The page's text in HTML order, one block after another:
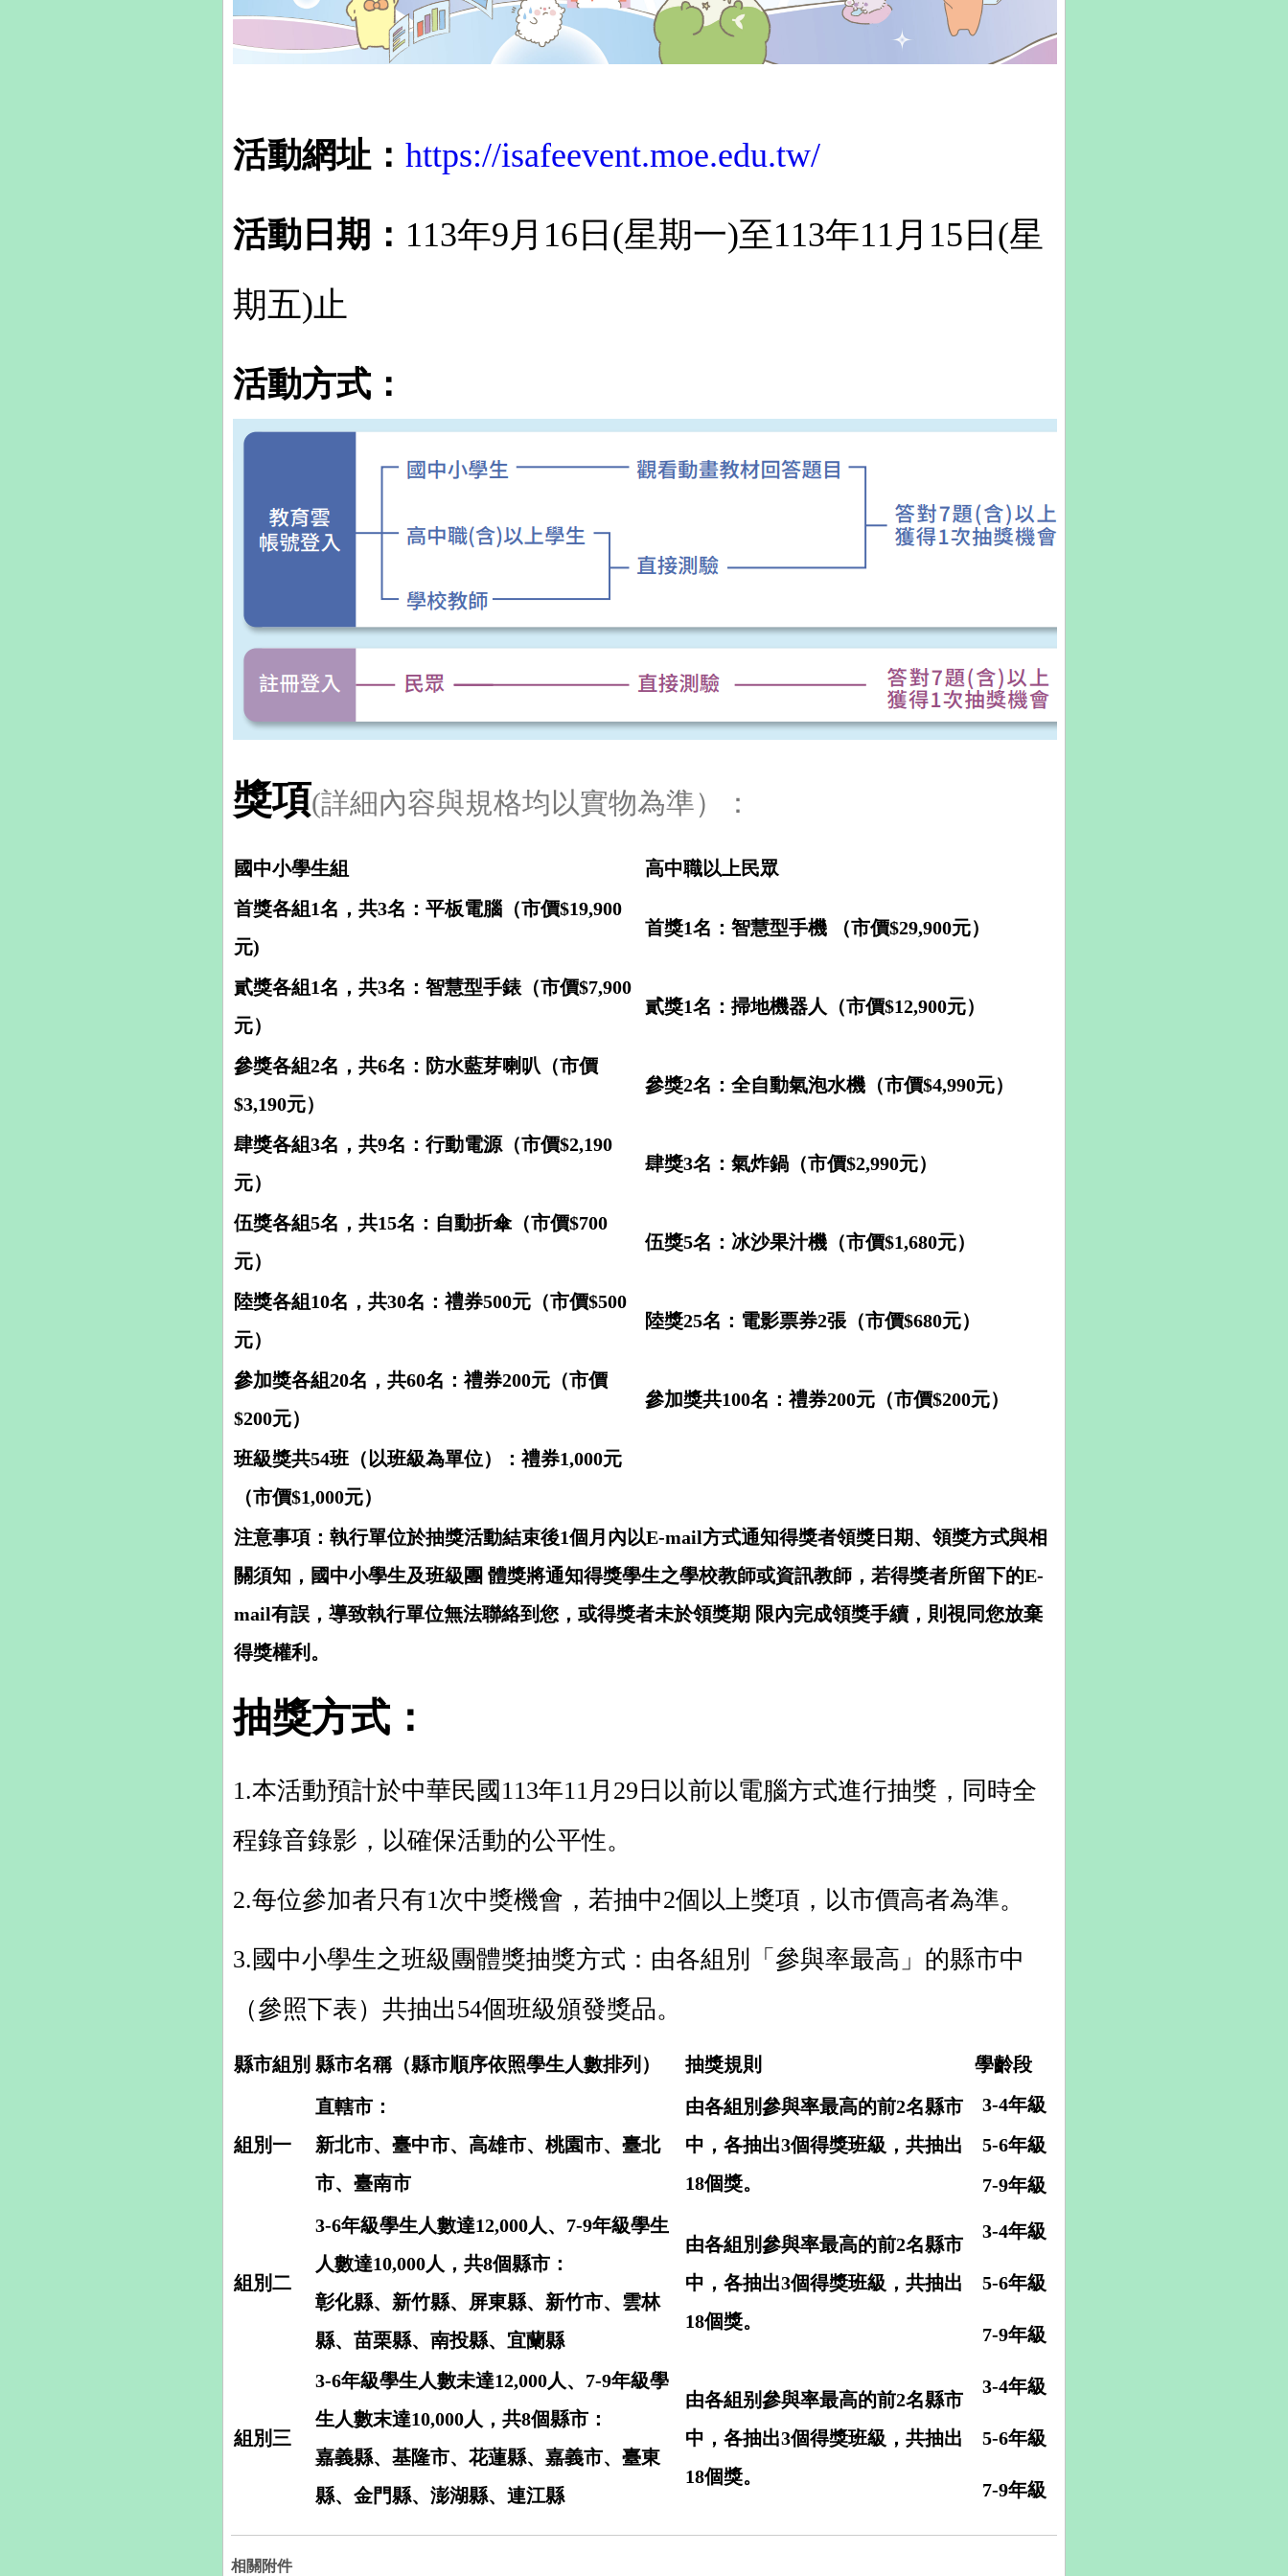
活動網址： https://isafeevent.moe.edu.tw/
活動日期： 113年9月16日(星期一)至113年11月15日(星
期五)止
活動方式：
獎項(詳細內容與規格均以實物為準）：
國中小學生組
高中職以上民眾
首獎各組1名，共3名：平板電腦（市價$19,900
元)
首獎1名：智慧型手機 （市價$29,900元）
貳獎各組1名，共3名：智慧型手錶（市價$7,900
元）
貳獎1名：掃地機器人（市價$12,900元）
參獎各組2名，共6名：防水藍芽喇叭（市價
$3,190元）
參獎2名：全自動氣泡水機（市價$4,990元）
肆獎各組3名，共9名：行動電源（市價$2,190
元）
肆獎3名：氣炸鍋（市價$2,990元）
伍獎各組5名，共15名：自動折傘（市價$700
元）
伍獎5名：冰沙果汁機（市價$1,680元）
陸獎各組10名，共30名：禮券500元（市價$500
元）
陸獎25名：電影票券2張（市價$680元）
參加獎各組20名，共60名：禮券200元（市價
$200元）
參加獎共100名：禮券200元（市價$200元）
班級獎共54班（以班級為單位）：禮券1,000元
（市價$1,000元）
注意事項：執行單位於抽獎活動結束後1個月內以E-mail方式通知得獎者領獎日期、領獎方式與相
關須知，國中小學生及班級團 體獎將通知得獎學生之學校教師或資訊教師，若得獎者所留下的E-
mail有誤，導致執行單位無法聯絡到您，或得獎者未於領獎期 限內完成領獎手續，則視同您放棄
得獎權利。
抽獎方式：
1.本活動預計於中華民國113年11月29日以前以電腦方式進行抽獎，同時全
程錄音錄影，以確保活動的公平性。
2.每位參加者只有1次中獎機會，若抽中2個以上獎項，以市價高者為準。
3.國中小學生之班級團體獎抽獎方式：由各組別「參與率最高」的縣市中
（參照下表）共抽出54個班級頒發獎品。
縣市組別 縣市名稱（縣市順序依照學生人數排列） 抽獎規則 學齡段
組別一
直轄市：
新北市、臺中市、高雄市、桃園市、臺北
市、臺南市
由各組別參與率最高的前2名縣市
中，各抽出3個得獎班級，共抽出
18個獎。
3-4年級
5-6年級
7-9年級
組別二
3-6年級學生人數達12,000人、7-9年級學生
人數達10,000人，共8個縣市：
彰化縣、新竹縣、屏東縣、新竹市、雲林
縣、苗栗縣、南投縣、宜蘭縣
由各組別參與率最高的前2名縣市
中，各抽出3個得獎班級，共抽出
18個獎。
3-4年級
5-6年級
7-9年級
組別三
3-6年級學生人數未達12,000人、7-9年級學
生人數末達10,000人，共8個縣市：
嘉義縣、基隆市、花蓮縣、嘉義市、臺東
縣、金門縣、澎湖縣、連江縣
由各組别參與率最高的前2名縣市
中，各抽出3個得獎班級，共抽出
18個獎。
3-4年級
5-6年級
7-9年級
相關附件